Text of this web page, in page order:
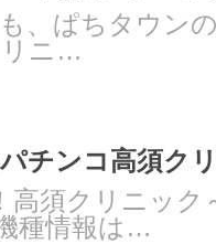
、ぱちタウン
リニ…
パチンコ高須ク
高須クリニック
種情報は…